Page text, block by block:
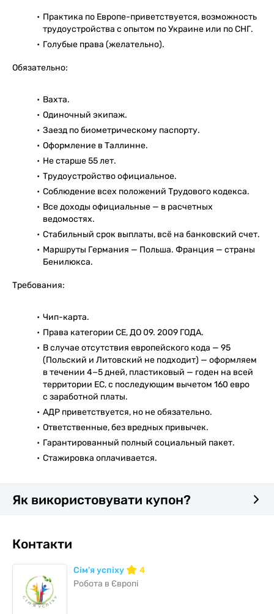
Практика по Европе-приветствуется, возможность
трудоустройства с опытом по Украине или по СНГ.
Голубые права (желательно).
Обязательно:
Вахта.
Одиночный экипаж.
Заезд по биометрическому паспорту.
Оформление в Таллинне.
Не старше 55 лет.
Трудоустройство официальное.
Соблюдение всех положений Трудового кодекса.
Все доходы официальные — в расчетных
ведомостях.
Стабильный срок выплаты, всё на банковский счет.
Маршруты Германия — Польша. Франция — страны
Бенилюкса.
Требования:
Чип-карта.
Права категории СЕ, ДО 09. 2009 ГОДА.
В случае отсутствия европейского кода — 95
(Польский и Литовский не подходит) — оформляем
в течении 4−5 дней, пластиковый — годен на всей
территории ЕС, с последующим вычетом 160 евро
с заработной платы.
АДР приветствуется, но не обязательно.
Ответственные, без вредных привычек.
Гарантированный полный социальный пакет.
Стажировка оплачивается.
Як використовувати купон?
Контакти
Сім'я успіху
4
Робота в Європі